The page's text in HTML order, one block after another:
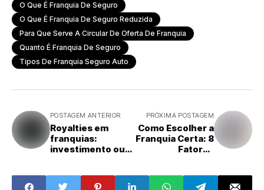
O Que É Franquia De Seguro
O Que É Franquia De Seguro Reduzida
Para Que Serve A Circular De Oferta De Franquia
Quanto É Franquia De Seguro
Tipos De Franquia Seguro Auto
POSTAGEM ANTERIOR
Royalties em
franquias:
investimento ou
esclarece o tema
PRÓXIMA POSTAGEM
Como Escolher a
Franquia Certa: 8
Fatores